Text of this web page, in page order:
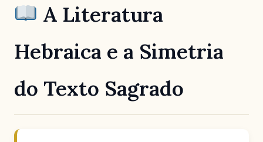
A Literatura
Hebraica e a Simetria
do Texto Sagrado